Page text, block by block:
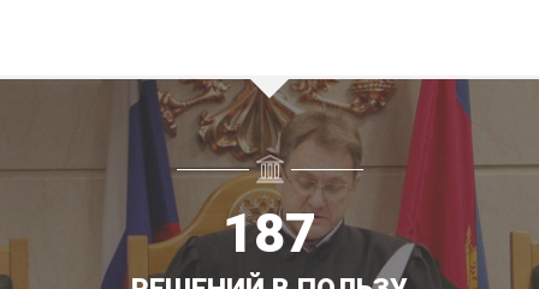
187